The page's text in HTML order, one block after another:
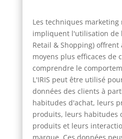
Les techniques
impliquent l'utilisation de
Retail & Shopping)
moyens plus efficaces de
comprendre le
L'IRIS peut être utilisé
données des clients à
habitudes d'achat, leurs
produits, leurs habitudes
produits et leurs